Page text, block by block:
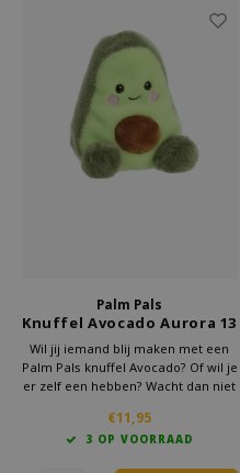
Palm Pals
Knuffel Avocado Aurora 13
cm
Wil jij iemand blij maken met een
Palm Pals knuffel Avocado? Of wil je
er zelf een hebben? Wacht dan niet
deze schattige, fluffy en
superzachte knuffel. Perfect als fun
€11,95
3 OP VOORRAAD